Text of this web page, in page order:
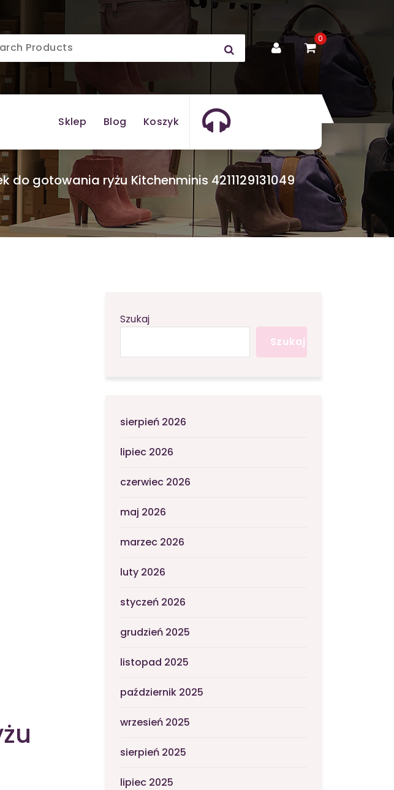
0
Sklep Blog Koszyk
do gotowania ryżu Kitchenminis 4211129131049
Szukaj
Szukaj
sierpień 2026
lipiec 2026
czerwiec 2026
maj 2026
marzec 2026
luty 2026
styczeń 2026
grudzień 2025
listopad 2025
październik 2025
wrzesień 2025
sierpień 2025
lipiec 2025